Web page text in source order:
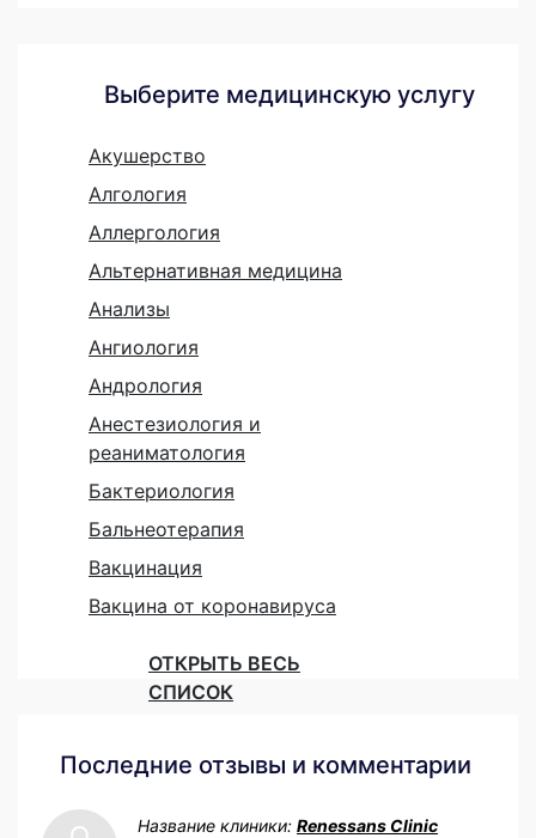
Выберите медицинскую услугу
Акушерство
Алгология
Аллергология
Альтернативная медицина
Анализы
Ангиология
Андрология
Анестезиология и
реаниматология
Бактериология
Бальнеотерапия
Вакцинация
Вакцина от коронавируса
ОТКРЫТЬ ВЕСЬ
СПИСОК
Последние отзывы и комментарии
Название клиники: Renessans Clinic